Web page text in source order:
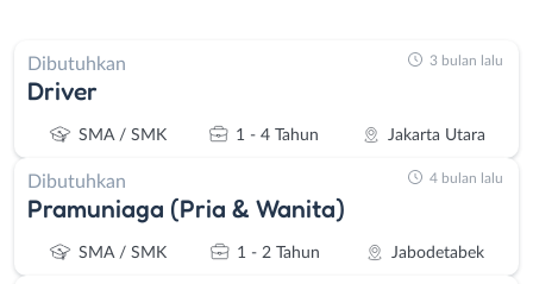
Dibutuhkan
Driver
SMA / SMK 1 - 4 Tahun Jakarta Utara
3 bulan lalu
Dibutuhkan
Pramuniaga (Pria & Wanita)
SMA / SMK 1 - 2 Tahun Jabodetabek
4 bulan lalu